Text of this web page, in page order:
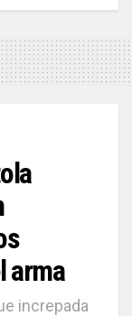
arma
increpada